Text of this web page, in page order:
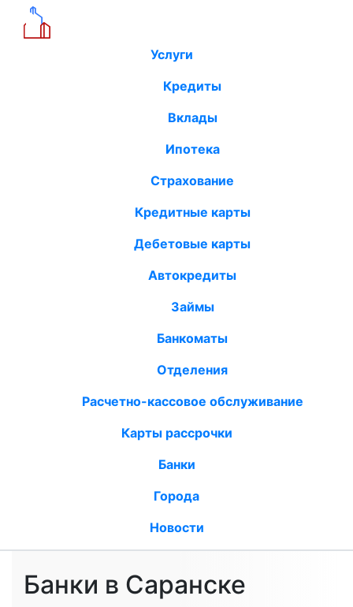
Услуги
Кредиты
Вклады
Ипотека
Страхование
Кредитные карты
Дебетовые карты
Автокредиты
Займы
Банкоматы
Отделения
Расчетно-кассовое обслуживание
Карты рассрочки
Банки
Города
Новости
Банки в Саранске